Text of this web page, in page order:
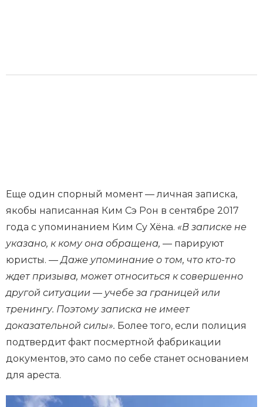
Еще один спорный момент — личная записка,
якобы написанная Ким Сэ Рон в сентябре 2017
года с упоминанием Ким Су Хёна. «В записке не
указано, к кому она обращена, — парируют
юристы. — Даже упоминание о том, что кто-то
ждет призыва, может относиться к совершенно
другой ситуации — учебе за границей или
тренингу. Поэтому записка не имеет
доказательной силы». Более того, если полиция
подтвердит факт посмертной фабрикации
документов, это само по себе станет основанием
для ареста.